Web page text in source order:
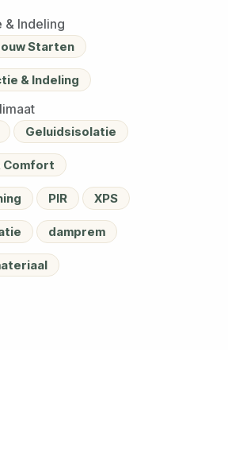
& Indeling
Starten
& Indeling
Geluidsisolatie
Comfort
PIR XPS
damprem